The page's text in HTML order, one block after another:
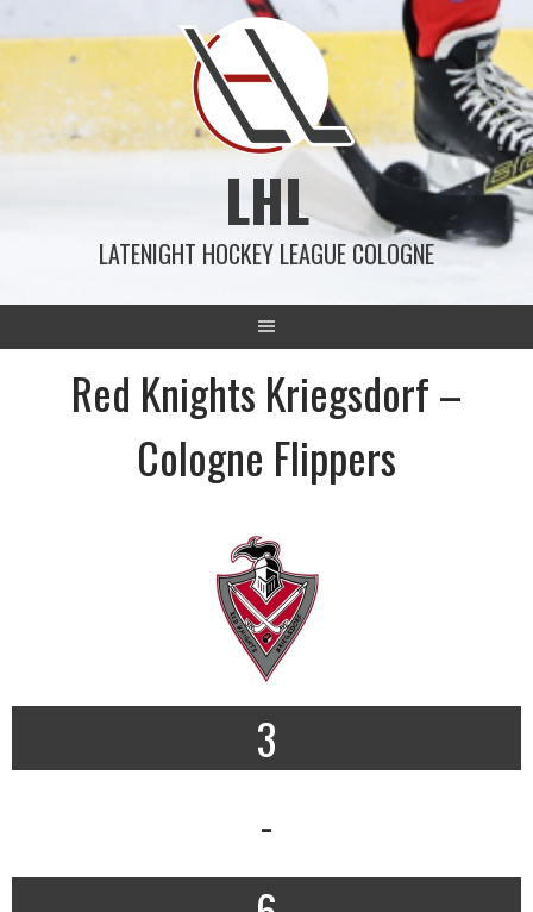
zum
LHL
LATENIGHT HOCKEY LEAGUE COLOGNE
Red Knights Kriegsdorf –
Cologne Flippers
3
-